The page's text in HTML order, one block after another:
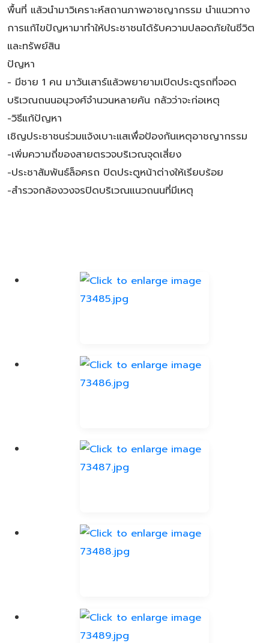
พื้นที่ แล้วนำมาวิเคราะห์สถานภาพอาชญากรรม นำแนวทาง
การแก้ไขปัญหามาทำให้ประชาชนได้รับความปลอดภัยในชีวิต
และทรัพย์สิน
ปัญหา
- มีชาย 1 คน มาวันเสาร์แล้วพยายามเปิดประตูรถที่จอด
บริเวณถนนอนุวงศ์จำนวนหลายคัน กลัวว่าจะก่อเหตุ
-วิธีแก้ปัญหา
เชิญประชาชนร่วมแจ้งเบาะแสเพื่อป้องกันเหตุอาชญากรรม
-เพิ่มความถี่ของสายตรวจบริเวณจุดเสี่ยง
-ประชาสัมพันธ์ล็อครถ ปิดประตูหน้าต่างให้เรียบร้อย
-สำรวจกล้องวงจรปิดบริเวณแนวถนนที่มีเหตุ